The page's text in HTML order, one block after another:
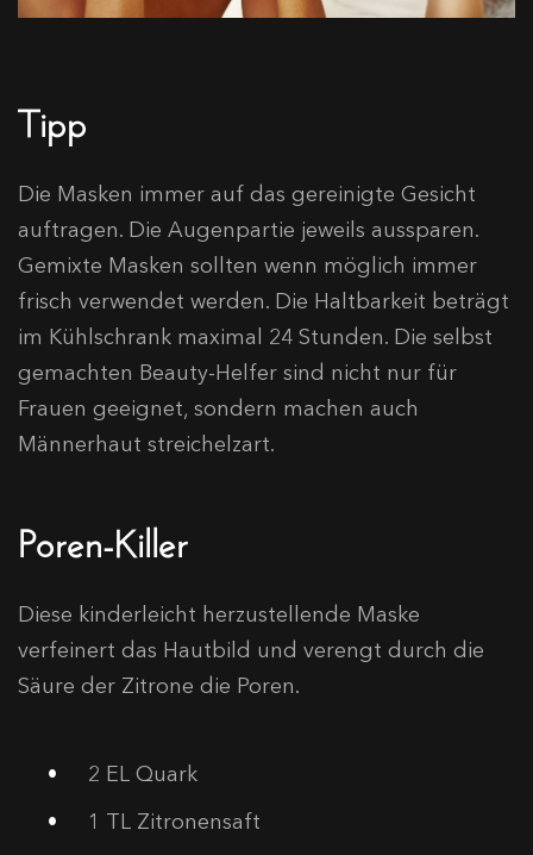
Tipp
Die Masken immer auf das gereinigte Gesicht
auftragen. Die Augenpartie jeweils aussparen.
Gemixte Masken sollten wenn möglich immer
frisch verwendet werden. Die Haltbarkeit beträgt
im Kühlschrank maximal 24 Stunden. Die selbst
gemachten Beauty-Helfer sind nicht nur für
Frauen geeignet, sondern machen auch
Männerhaut streichelzart.
Poren-Killer
Diese kinderleicht herzustellende Maske
verfeinert das Hautbild und verengt durch die
Säure der Zitrone die Poren.
2 EL Quark
1 TL Zitronensaft